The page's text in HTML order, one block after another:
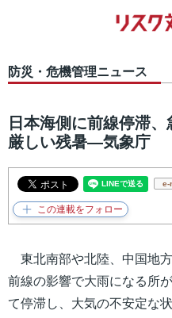
防災・危機管理ニュース
日本海側に前線停滞
厳しい残暑―気象庁
e-
東北南部や北陸、中国地
前線の影響で大雨になる所
て停滞し、大気の不安定な